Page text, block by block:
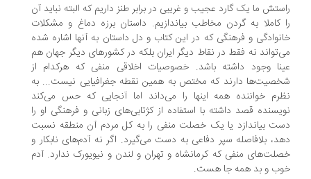
ما یک گارد عجیب و غریبی در برابر طنز داریم که البته نباید آن
کاملا به گردن مخاطب بیاندازیم. داستان برزه دماغ و مشکلات
و فرهنگی که در این کتاب و دل داستان به آنها اشاره شده
نه فقط در نقاط دیگر ایران بلکه در کشورهای دیگر جهان هم
وجود داشته باشد. خصوصیات اخلاقی منفی که هرکدام از
دارند که مختص به همین نقطه جغرافیایی نیست... به
خواننده همه اینها را می‌داند اما آنجایی که حس می‌کند
قصد داشته با استفاده از کژتابی‌های زبانی و فرهنگی او را
بیاندازد یا یک خصلت منفی را به کل مردم آن منطقه نسبت
بلافاصله سپر دفاعی به دست می‌گیرد. اگر نه آدم‌های نابکار و
منفی که کرمانشاه و تهران و لندن و نیویورک ندارد. آدم
و بد همه جا هست.